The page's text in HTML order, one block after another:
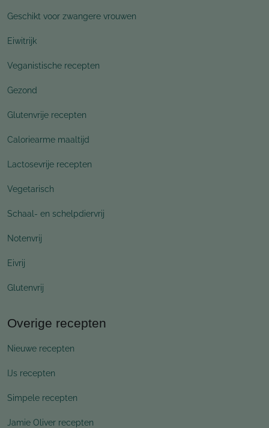
Geschikt voor zwangere vrouwen
Eiwitrijk
Veganistische recepten
Gezond
Glutenvrije recepten
Caloriearme maaltijd
Lactosevrije recepten
Vegetarisch
Schaal- en schelpdiervrij
Notenvrij
Eivrij
Glutenvrij
Overige recepten
Nieuwe recepten
IJs recepten
Simpele recepten
Jamie Oliver recepten